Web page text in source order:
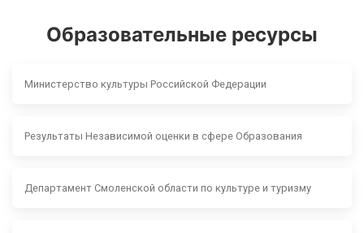
Образовательные ресурсы
Министерство культуры Российской Федерации
Результаты Независимой оценки в сфере Образования
Департамент Смоленской области по культуре и туризму